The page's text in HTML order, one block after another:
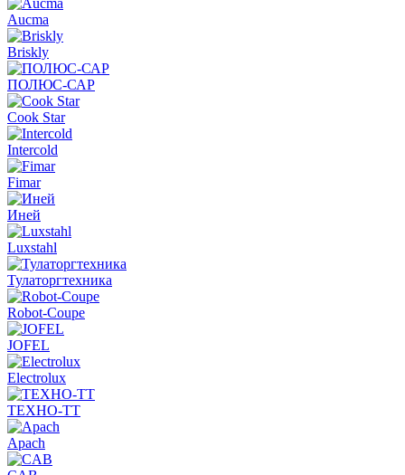
Aucma
Briskly
ПОЛЮС-САР
Cook Star
Intercold
Fimar
Иней
Luxstahl
Тулаторгтехника
Robot-Coupe
JOFEL
Electrolux
ТЕХНО-ТТ
Apach